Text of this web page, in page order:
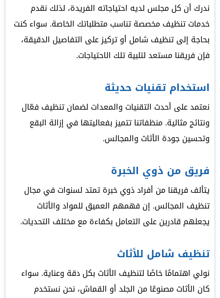
ندرك أن كل مجلس لديه احتياجاته الفريدة، لذلك نقدم
خدمات تنظيف مخصصة تناسب متطلباتك الخاصة. سواء كنت
بحاجة إلى تنظيف شامل أو تركيز على التفاصيل الدقيقة،
فإن فريقنا مستعد لتلبية تلك الاحتياجات.
استخدام تقنيات حديثة
نعتمد على أحدث التقنيات والمعدات لضمان تنظيف فعّال
ونتائج مثالية. منظفاتنا تتميز بفعاليتها في إزالة البقع
وتحسين جودة الأثاث والمجالس.
فريق من ذوي الخبرة
يتألف فريقنا من أفراد ذوي خبرة تمتد لسنوات في مجال
تنظيف المجالس. إن فهمهم العميق للمواد والأثاث
يجعلهم قادرين على التعامل بكفاءة مع مختلف التحديات.
تنظيف شامل للأثاث
نولي اهتمامًا خاصًا لتنظيف الأثاث بكل دقة وعناية. سواء
كان الأثاث مصنوعًا من الجلد أو القماش، نحن نستخدم